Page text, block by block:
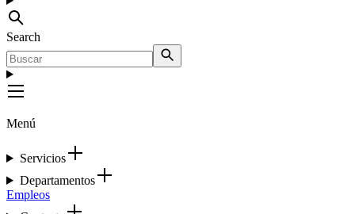
Search
Menú
Servicios
Departamentos
Empleos